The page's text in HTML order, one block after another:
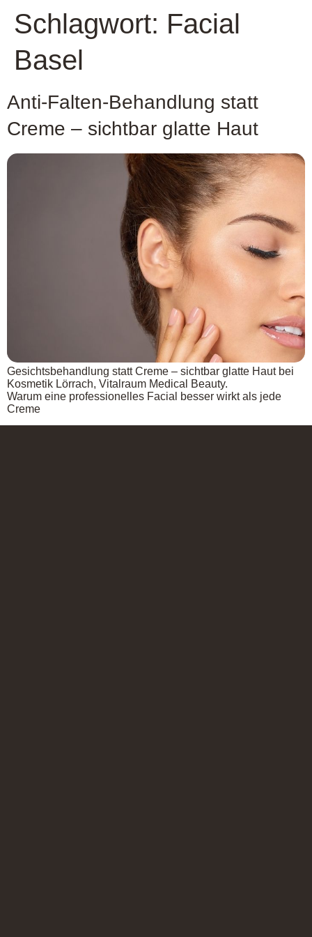
Schlagwort: Facial
Basel
Anti-Falten-Behandlung statt
Creme – sichtbar glatte Haut
Gesichtsbehandlung statt Creme – sichtbar glatte Haut bei
Kosmetik Lörrach, Vitalraum Medical Beauty.
Warum eine professionelles Facial besser wirkt als jede
Creme